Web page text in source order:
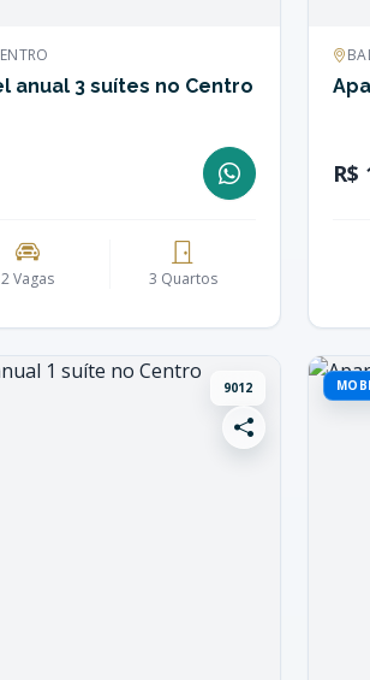
anual 3 suítes no Centro
2 Vagas 3 Quartos
R$
9012